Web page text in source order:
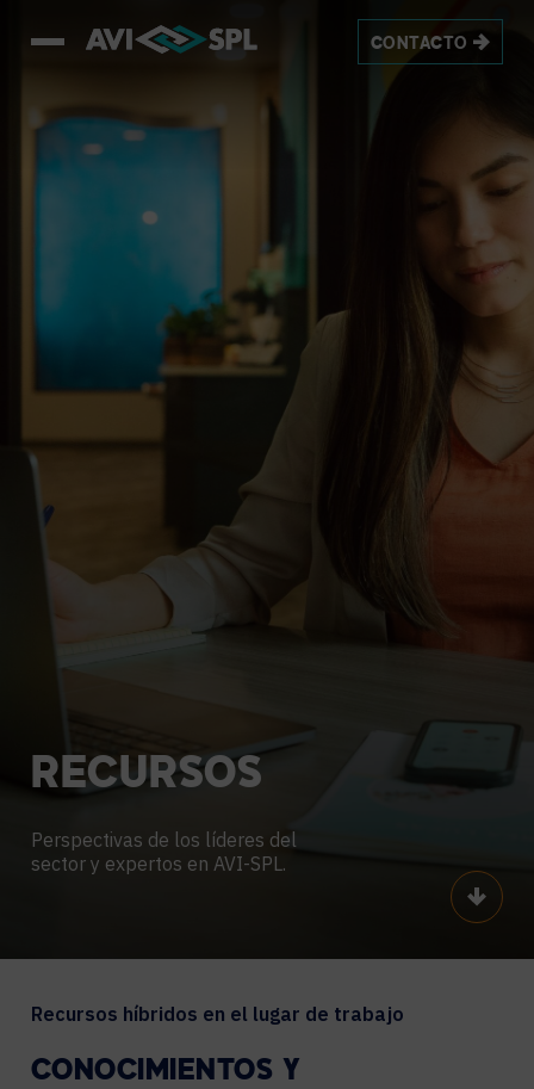
CONTACTO
RECURSOS
Perspectivas de los líderes del
sector y expertos en AVI-SPL.
Scroll
Recursos híbridos en el lugar de trabajo
CONOCIMIENTOS Y